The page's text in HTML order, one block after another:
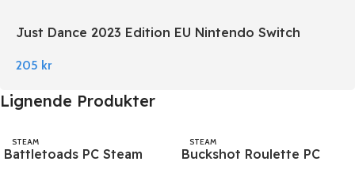
Just Dance 2023 Edition EU Nintendo Switch
205 kr
Lignende Produkter
STEAM
Battletoads PC Steam
STEAM
Buckshot Roulette PC